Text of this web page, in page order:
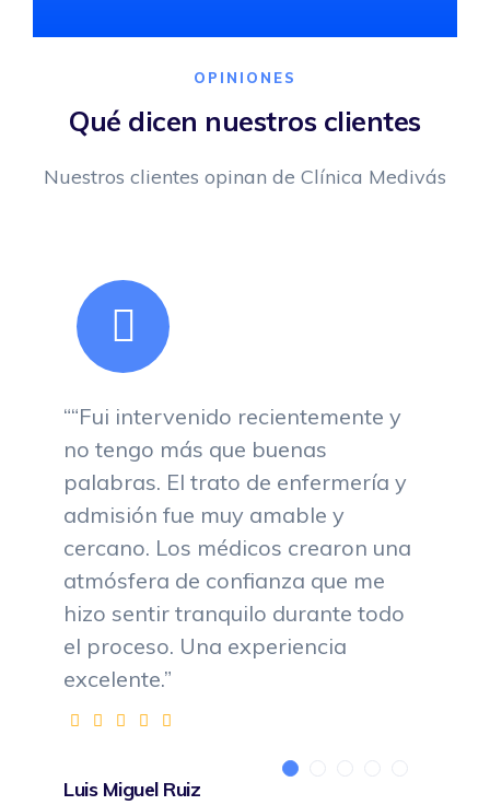
OPINIONES
Qué dicen nuestros clientes
Nuestros clientes opinan de Clínica Medivás
““Fui intervenido recientemente y
no tengo más que buenas
palabras. El trato de enfermería y
admisión fue muy amable y
cercano. Los médicos crearon una
atmósfera de confianza que me
hizo sentir tranquilo durante todo
el proceso. Una experiencia
excelente.”
Luis Miguel Ruiz